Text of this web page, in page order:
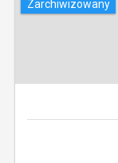
Zarchiwizowany